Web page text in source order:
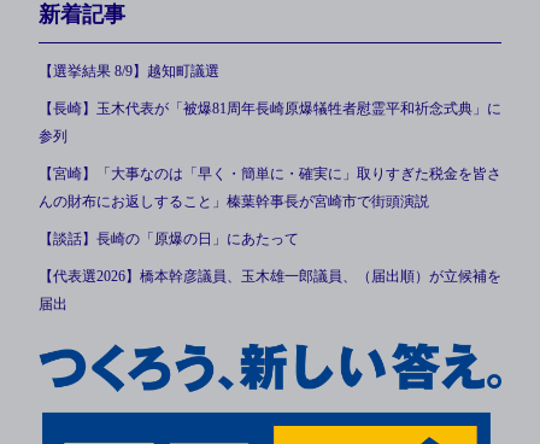
新着記事
【選挙結果 8/9】越知町議選
【長崎】玉木代表が「被爆81周年長崎原爆犠牲者慰霊平和祈念式典」に
参列
【宮崎】「大事なのは「早く・簡単に・確実に」取りすぎた税金を皆さ
んの財布にお返しすること」榛葉幹事長が宮崎市で街頭演説
【談話】長崎の「原爆の日」にあたって
【代表選2026】橋本幹彦議員、玉木雄一郎議員、（届出順）が立候補を
届出